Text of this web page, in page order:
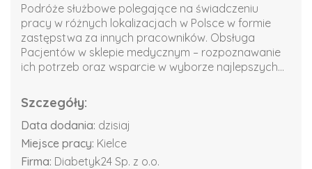
Podróże służbowe polegające na świadczeniu
pracy w różnych lokalizacjach w Polsce w formie
zastępstwa za innych pracowników. Obsługa
Pacjentów w sklepie medycznym – rozpoznawanie
ich potrzeb oraz wsparcie w wyborze najlepszych...
Szczegóły:
Data dodania: dzisiaj
Miejsce pracy: Kielce
Firma: Diabetyk24 Sp. z o.o.